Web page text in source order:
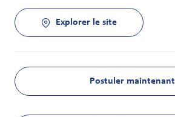
Explorer le site
Postuler maintenant